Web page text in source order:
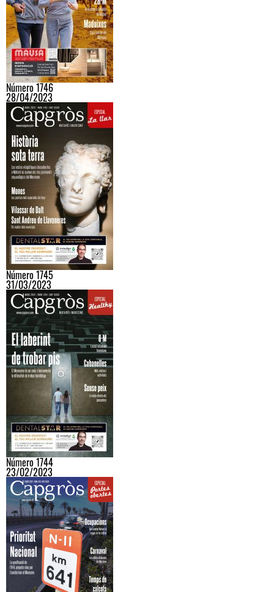
Número 1746
28/04/2023
Número 1745
31/03/2023
Número 1744
23/02/2023